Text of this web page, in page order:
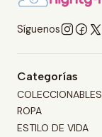
Síguenos
Categorías
COLECCIONABLES
ROPA
ESTILO DE VIDA